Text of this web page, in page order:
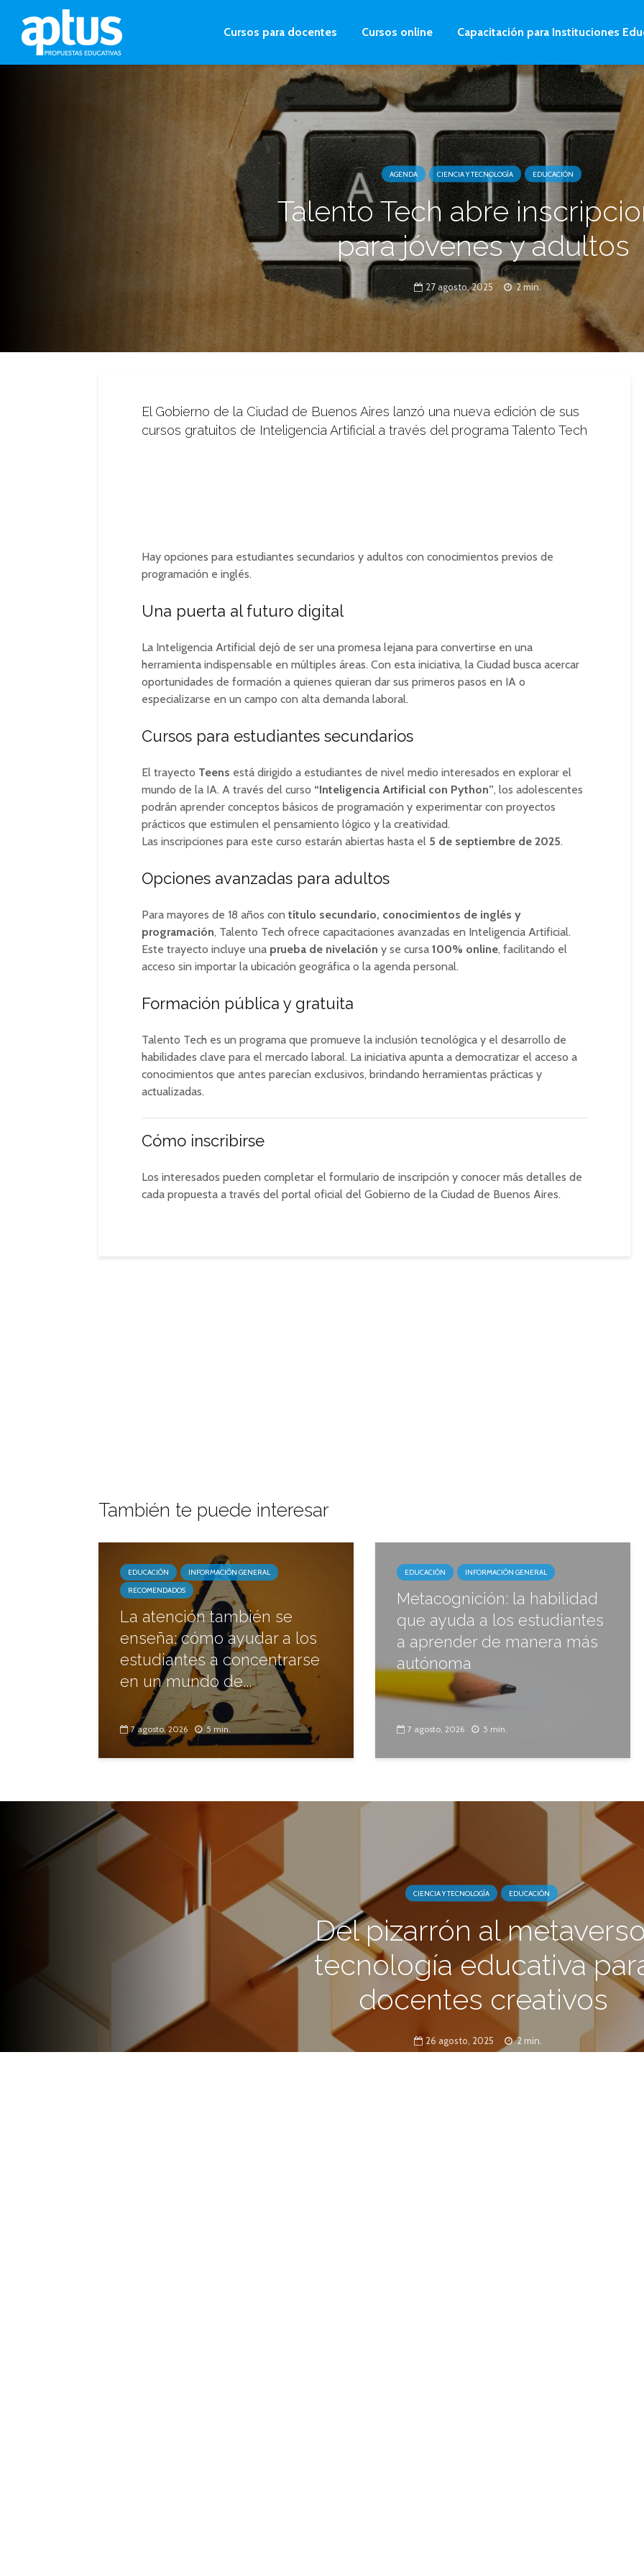
Cursos para docentes Cursos online Capacitación para Instituciones
AGENDA CIENCIA Y TECNOLOGÍA EDUCACIÓN
Talento Tech abre
para jóvenes y adultos
27 agosto, 2025 2 min.
El Gobierno de la Ciudad de Buenos Aires lanzó una nueva edición de sus
cursos gratuitos de Inteligencia Artificial a través del programa Talento Tech
Hay opciones para estudiantes secundarios y adultos con conocimientos previos de
programación e inglés.
Una puerta al futuro digital
La Inteligencia Artificial dejó de ser una promesa lejana para convertirse en una
herramienta indispensable en múltiples áreas. Con esta iniciativa, la Ciudad busca acercar
oportunidades de formación a quienes quieran dar sus primeros pasos en IA o
especializarse en un campo con alta demanda laboral.
Cursos para estudiantes secundarios
El trayecto Teens está dirigido a estudiantes de nivel medio interesados en explorar el
mundo de la IA. A través del curso “Inteligencia Artificial con Python”, los adolescentes
podrán aprender conceptos básicos de programación y experimentar con proyectos
prácticos que estimulen el pensamiento lógico y la creatividad.
Las inscripciones para este curso estarán abiertas hasta el 5 de septiembre de 2025.
Opciones avanzadas para adultos
Para mayores de 18 años con título secundario, conocimientos de inglés y
programación, Talento Tech ofrece capacitaciones avanzadas en Inteligencia Artificial.
Este trayecto incluye una prueba de nivelación y se cursa 100% online, facilitando el
acceso sin importar la ubicación geográfica o la agenda personal.
Formación pública y gratuita
Talento Tech es un programa que promueve la inclusión tecnológica y el desarrollo de
habilidades clave para el mercado laboral. La iniciativa apunta a democratizar el acceso a
conocimientos que antes parecían exclusivos, brindando herramientas prácticas y
actualizadas.
Cómo inscribirse
Los interesados pueden completar el formulario de inscripción y conocer más detalles de
cada propuesta a través del portal oficial del Gobierno de la Ciudad de Buenos Aires.
También te puede interesar
EDUCACIÓN
INFORMACIÓN GENERAL
RECOMENDADOS
La atención también se
enseña: cómo ayudar a los
estudiantes a concentrarse
en un mundo de...
7 agosto, 2026 5 min.
EDUCACIÓN INFORMACIÓN GENERAL
Metacognición: la habilidad
que ayuda a los estudiantes
a aprender de manera más
autónoma
7 agosto, 2026 5 min.
CIENCIA Y TECNOLOGÍA EDUCACIÓN
Del pizarrón al
tecnología educativa
docentes creativos
26 agosto, 2025 2 min.